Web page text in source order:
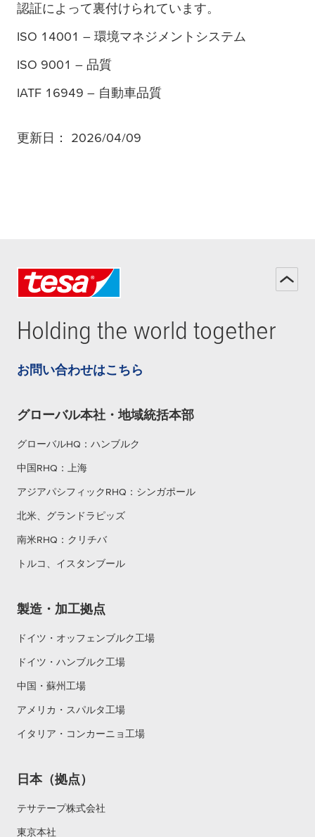
認証によって裏付けられています。
ISO 14001 – 環境マネジメントシステム
ISO 9001 – 品質
IATF 16949 – 自動車品質
更新日： 2026/04/09
Holding the world together
お問い合わせはこちら
グローバル本社・地域統括本部
グローバルHQ：ハンブルク
中国RHQ：上海
アジアパシフィックRHQ：シンガポール
北米、グランドラピッズ
南米RHQ：クリチバ
トルコ、イスタンブール
製造・加工拠点
ドイツ・オッフェンブルク工場
ドイツ・ハンブルク工場
中国・蘇州工場
アメリカ・スパルタ工場
イタリア・コンカーニョ工場
日本（拠点）
テサテープ株式会社
東京本社